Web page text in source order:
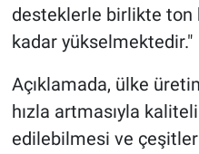
desteklerle birlikte ton
kadar yükselmektedir."
Açıklamada, ülke
hızla artmasıyla
edilebilmesi ve